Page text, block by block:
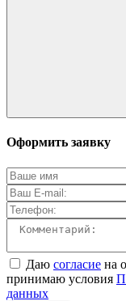
Оформить заявку
Даю согласие на
принимаю условия
данных